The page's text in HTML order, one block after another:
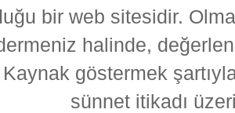
bir web sitesidir.
halinde,
göstermek
sünnet itikadı